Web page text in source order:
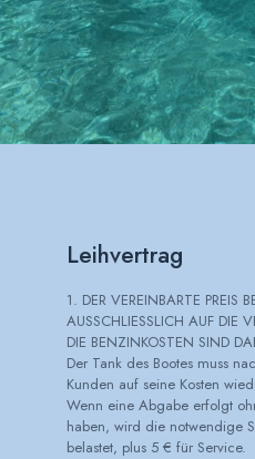
Leihvertrag
1. DER VEREINBARTE PREIS
AUSSCHLIESSLICH AUF DIE
DIE BENZINKOSTEN SIND
Der Tank des Bootes muss
Kunden auf seine Kosten
Wenn eine Abgabe erfolgt
haben, wird die notwendige
belastet, plus 5 € für Service.